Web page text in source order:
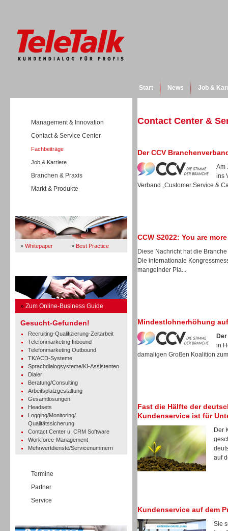
Start News Job &
Management & Innovation
Contact & Service Center
Fachbeiträge
Job & Karriere
Branchen & Praxis
Markt & Produkte
» Whitepaper » Best Practice
» Zum Online-Business Guide
Gesucht-Gefunden!
Recruiting-Qualifizierung-Zeitarbeit
Telefonmarketing Inbound
Telefonmarketing Outbound
TK/ACD-Systeme
Sprachdialogsysteme/KI-Assistenten
Dialer
Beratung/Consulting
Arbeitsplatzgestaltung
Gesamtlösungen
Headsets
Logging/Monitoring/
Qualitätssicherung
Contact Center u. CRM Software
Workforce-Management
Mehrwertdienste/Servicenummern
Termine
Partner
Service
Contact Center &
Der CCV
Am
ins
Verband „Customer Service &
CCW S2022: You are
Diese Nachricht hat die
Die internationale
mangelnder Pla...
Mindestlohnerhöhung
in
damaligen Großen Koalition
Fast die Hälfte der
Kundenservice ist für
Der
auf
Kundenservice auf dem
Sie